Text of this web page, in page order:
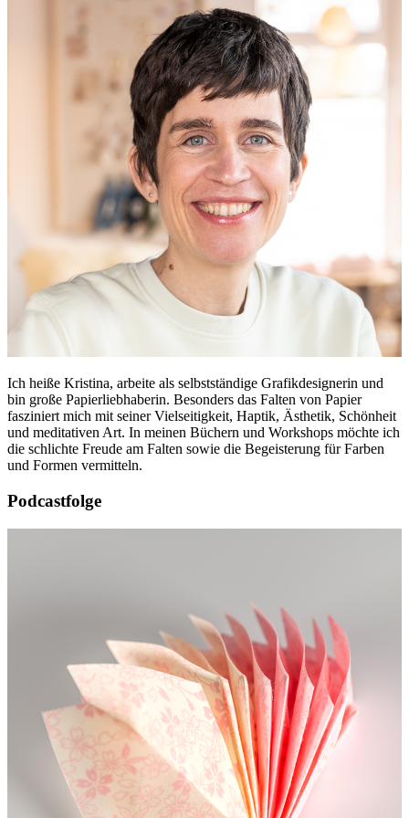
Ich heiße Kristina, arbeite als selbstständige Grafikdesignerin und
bin große Papierliebhaberin. Besonders das Falten von Papier
fasziniert mich mit seiner Vielseitigkeit, Haptik, Ästhetik, Schönheit
und meditativen Art. In meinen Büchern und Workshops möchte ich
die schlichte Freude am Falten sowie die Begeisterung für Farben
und Formen vermitteln.
Podcastfolge